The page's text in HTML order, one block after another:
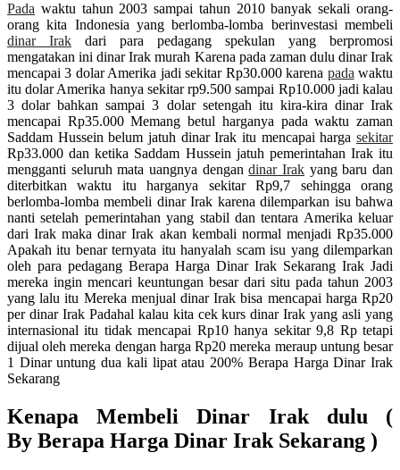
Pada waktu tahun 2003 sampai tahun 2010 banyak sekali orang-
orang kita Indonesia yang berlomba-lomba berinvestasi membeli
dinar Irak dari para pedagang spekulan yang berpromosi
mengatakan ini dinar Irak murah Karena pada zaman dulu dinar Irak
mencapai 3 dolar Amerika jadi sekitar Rp30.000 karena pada waktu
itu dolar Amerika hanya sekitar rp9.500 sampai Rp10.000 jadi kalau
3 dolar bahkan sampai 3 dolar setengah itu kira-kira dinar Irak
mencapai Rp35.000 Memang betul harganya pada waktu zaman
Saddam Hussein belum jatuh dinar Irak itu mencapai harga sekitar
Rp33.000 dan ketika Saddam Hussein jatuh pemerintahan Irak itu
mengganti seluruh mata uangnya dengandinar Irak yang baru dan
diterbitkan waktu itu harganya sekitar Rp9,7 sehingga orang
berlomba-lomba membeli dinar Irak karena dilemparkan isu bahwa
nanti setelah pemerintahan yang stabil dan tentara Amerika keluar
dari Irak maka dinar Irak akan kembali normal menjadi Rp35.000
Apakah itu benar ternyata itu hanyalah scam isu yang dilemparkan
oleh para pedagang Berapa Harga Dinar Irak Sekarang Irak Jadi
mereka ingin mencari keuntungan besar dari situ pada tahun 2003
yang lalu itu Mereka menjual dinar Irak bisa mencapai harga Rp20
per dinar Irak Padahal kalau kita cek kurs dinar Irak yang asli yang
internasional itu tidak mencapai Rp10 hanya sekitar 9,8 Rp tetapi
dijual oleh mereka dengan harga Rp20 mereka meraup untung besar
1 Dinar untung dua kali lipat atau 200% Berapa Harga Dinar Irak
Sekarang
Kenapa Membeli Dinar Irak dulu (
By Berapa Harga Dinar Irak Sekarang )